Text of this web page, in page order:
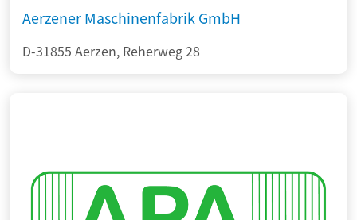
Aerzener Maschinenfabrik GmbH
D-31855 Aerzen, Reherweg 28